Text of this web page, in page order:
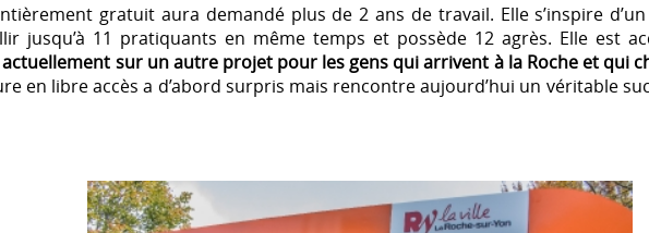
gratuit aura demandé plus de 2 ans de travail. Elle s’inspire
jusqu’à 11 pratiquants en même temps et possède 12 agrès. Elle est
sur un autre projet pour les gens qui arrivent à la Roche et qui
en libre accès a d’abord surpris mais rencontre aujourd’hui un véritable